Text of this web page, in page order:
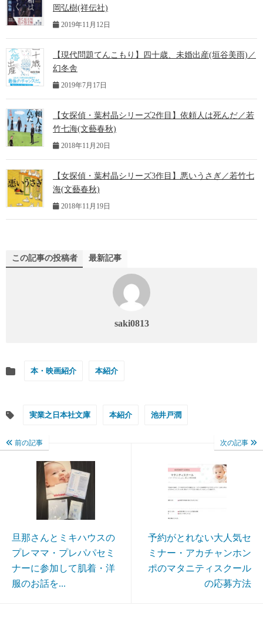
岡弘樹(祥伝社)
2019年11月12日
【現代問題てんこもり】四十歳、未婚出産(垣谷美雨)／
幻冬舎
2019年7月17日
【女探偵・葉村晶シリーズ2作目】依頼人は死んだ／若
竹七海(文藝春秋)
2018年11月20日
【女探偵・葉村晶シリーズ3作目】悪いうさぎ／若竹七
海(文藝春秋)
2018年11月19日
この記事の投稿者 最新記事
saki0813
本・映画紹介 本紹介
実業之日本社文庫 本紹介 池井戸潤
前の記事
旦那さんとミキハウスの
プレママ・プレパパセミ
ナーに参加して肌着・洋
服のお話を...
次の記事
予約がとれない大人気セ
ミナー・アカチャンホン
ポのマタニティスクール
の応募方法